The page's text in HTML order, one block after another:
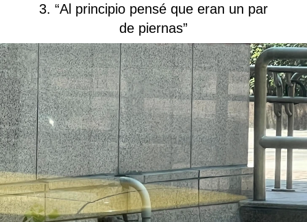
3. “Al principio pensé que eran un par
de piernas”